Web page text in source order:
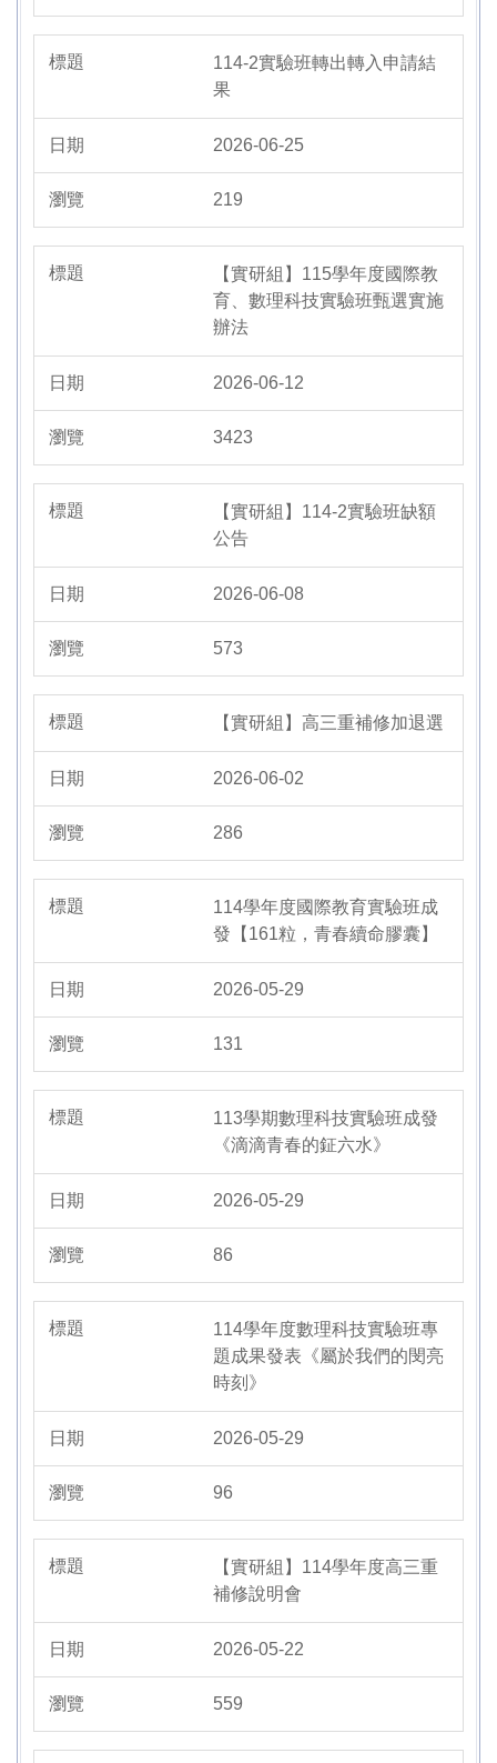
114-2實驗班轉出轉入申請結
果
2026-06-25
219
【實研組】115學年度國際教
育、數理科技實驗班甄選實施
辦法
2026-06-12
3423
【實研組】114-2實驗班缺額
公告
2026-06-08
573
【實研組】高三重補修加退選
2026-06-02
286
114學年度國際教育實驗班成
發【161粒，青春續命膠囊】
2026-05-29
131
113學期數理科技實驗班成發
《滴滴青春的鉦六水》
2026-05-29
86
114學年度數理科技實驗班專
題成果發表《屬於我們的閔亮
時刻》
2026-05-29
96
【實研組】114學年度高三重
補修說明會
2026-05-22
559